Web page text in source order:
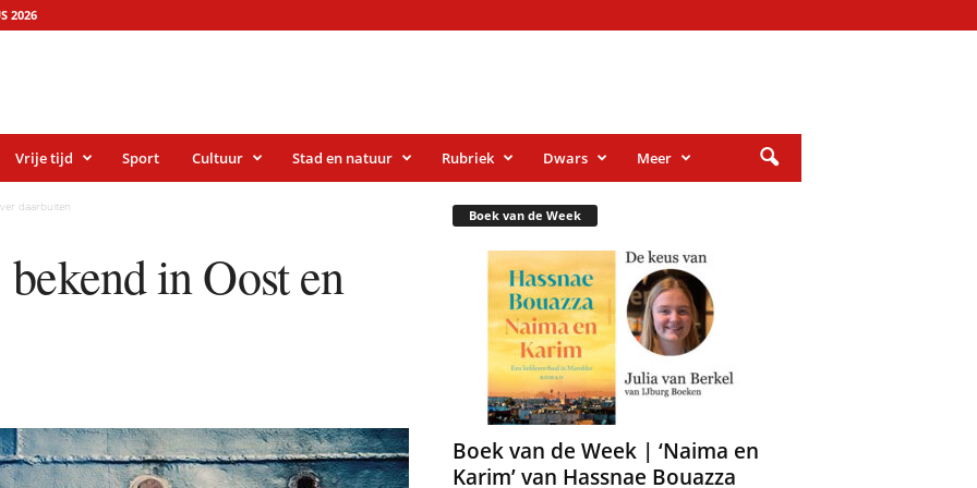
2026
Vrije tijd Sport Cultuur Stad en natuur Rubriek Dwars Meer
daarbuiten
in Oost en
Boek van de Week
Boek van de Week | ‘Naima en
Karim’ van Hassnae Bouazza
Gratis NieuwsMail
E-MAIL